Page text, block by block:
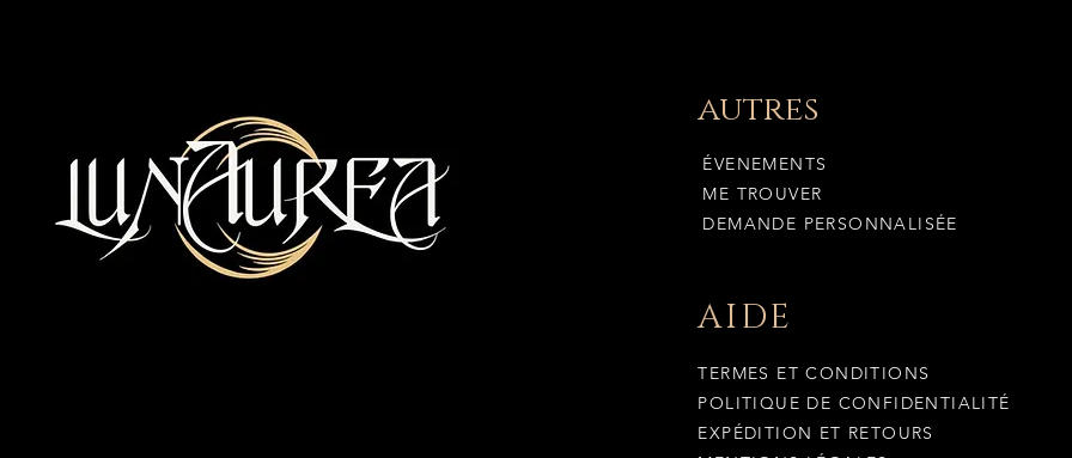
autres
ÉVENEMENTS
ME TROUVER
DEMANDE PERSONNALISÉE
AIDE
TERMES ET CONDITIONS
POLITIQUE DE CONFIDENTIALITÉ
EXPÉDITION ET RETOURS